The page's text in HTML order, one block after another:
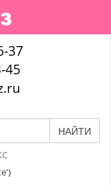
37
45
НАЙТИ